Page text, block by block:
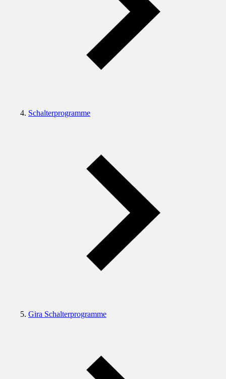
Schalterprogramme
Gira Schalterprogramme